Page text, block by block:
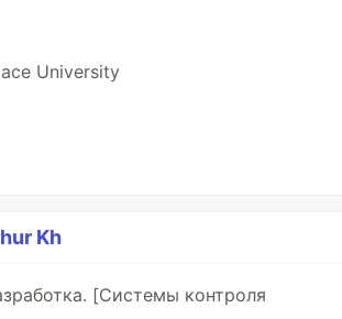
University
Kh
[Системы контроля